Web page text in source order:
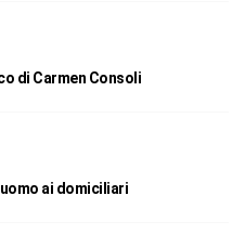
di Carmen Consoli
ai domiciliari